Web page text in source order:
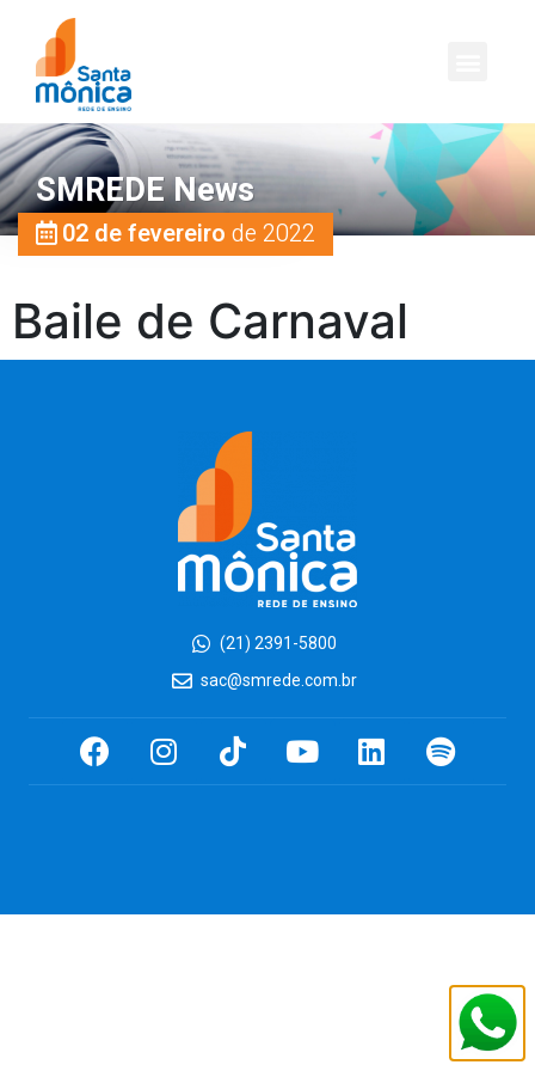
SMREDE News
02 de fevereiro de 2022
Baile de Carnaval
(21) 2391-5800
sac@smrede.com.br